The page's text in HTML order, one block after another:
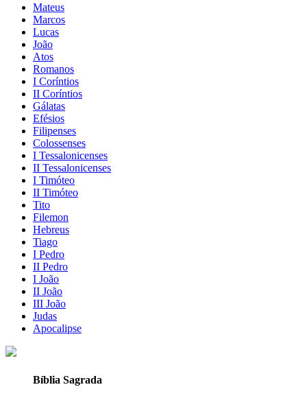
Mateus
Marcos
Lucas
João
Atos
Romanos
I Coríntios
II Coríntios
Gálatas
Efésios
Filipenses
Colossenses
I Tessalonicenses
II Tessalonicenses
I Timóteo
II Timóteo
Tito
Filemon
Hebreus
Tiago
I Pedro
II Pedro
I João
II João
III João
Judas
Apocalipse
Bíblia Sagrada